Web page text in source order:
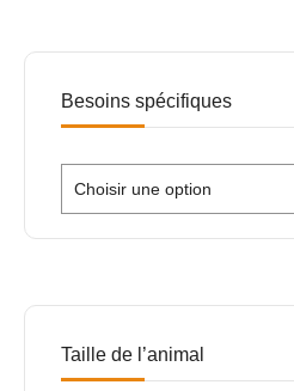
Besoins spécifiques
Choisir une option
Taille de l’animal